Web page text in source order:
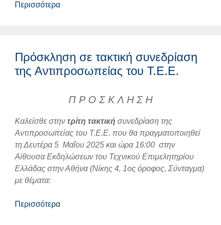
Περισσότερα
Πρόσκληση σε τακτική συνεδρίαση
της Αντιπροσωπείας του Τ.Ε.Ε.
Π Ρ Ο Σ Κ Λ Η Σ Η
Καλείσθε στην τρίτη τακτική συνεδρίαση της
Αντιπροσωπείας του Τ.Ε.Ε. που θα πραγματοποιηθεί
τη Δευτέρα 5 Μαΐου 2025 και ώρα 16:00 στην
Αίθουσα Εκδηλώσεων του Τεχνικού Επιμελητηρίου
Ελλάδας στην Αθήνα (Νίκης 4, 1ος όροφος, Σύνταγμα)
με θέματα:
Περισσότερα